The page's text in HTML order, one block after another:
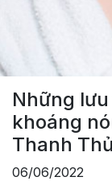
Những
khoáng
Thanh
06/06/2022